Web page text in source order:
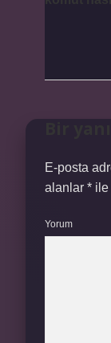
E-posta
alanlar * ile
Yorum